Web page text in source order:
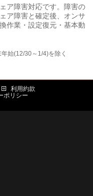
ア障害対応です。障害の
ア障害と確定後、オンサ
作業・設定復元・基本動
始(12/30～1/4)を除く
利用約款
ポリシー